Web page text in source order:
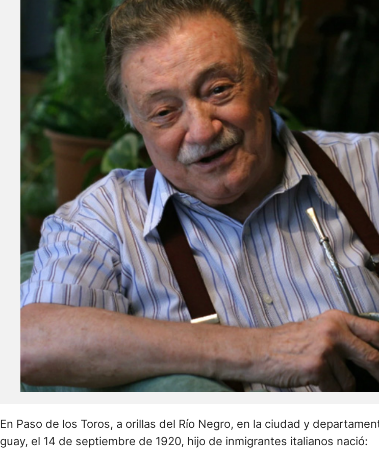
En Paso de los Toros, a orillas del Río Negro, en la ciudad y
guay, el 14 de septiembre de 1920, hijo de inmigrantes italianos nació: